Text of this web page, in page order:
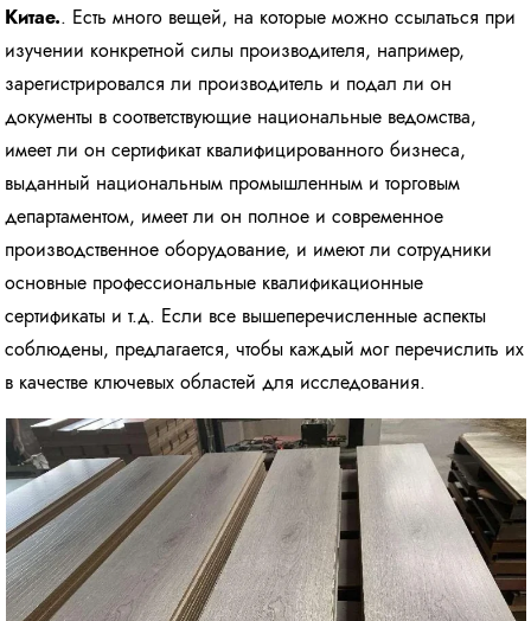
Китае.. Есть много вещей, на которые можно ссылаться при
изучении конкретной силы производителя, например,
зарегистрировался ли производитель и подал ли он
документы в соответствующие национальные ведомства,
имеет ли он сертификат квалифицированного бизнеса,
выданный национальным промышленным и торговым
департаментом, имеет ли он полное и современное
производственное оборудование, и имеют ли сотрудники
основные профессиональные квалификационные
сертификаты и т.д. Если все вышеперечисленные аспекты
соблюдены, предлагается, чтобы каждый мог перечислить их
в качестве ключевых областей для исследования.